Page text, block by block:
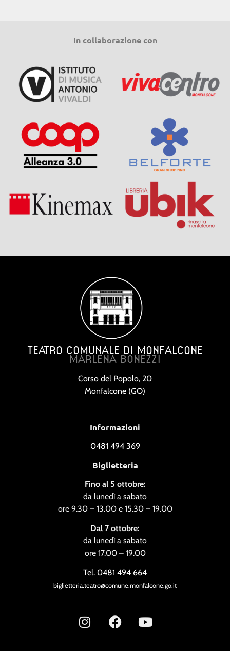
In collaborazione con
TEATRO COMUNALE DI MONFALCONE
MARLENA BONEZZI
Corso del Popolo, 20
Monfalcone (GO)
Informazioni
0481 494 369
Biglietteria
Fino al 5 ottobre:
da lunedì a sabato
ore 9.30 – 13.00 e 15.30 – 19.00
Dal 7 ottobre:
da lunedì a sabato
ore 17.00 – 19.00
Tel. 0481 494 664
biglietteria.teatro@comune.monfalcone.go.it